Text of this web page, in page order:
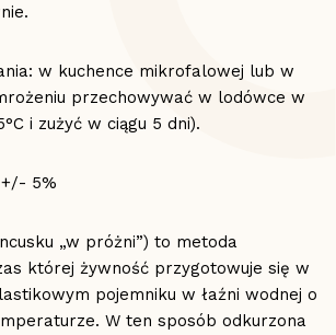
w kuchence mikrofalowej lub w
przechowywać w lodówce w
i zużyć w ciągu 5 dni).
5%
„w próżni”) to metoda
której żywność przygotowuje się w
pojemniku w łaźni wodnej o
W ten sposób odkurzona